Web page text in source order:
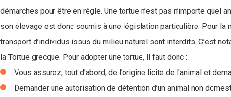
démarches pour être en règle. Une tortue n’est pas n’importe quel
son élevage est donc soumis à une législation particulière. Pour la
transport d’individus issus du milieu naturel sont interdits. C’est
la Tortue grecque. Pour adopter une tortue, il faut donc :
Vous assurez, tout d’abord, de l’origine licite de l'animal et
Demander une autorisation de détention d’un animal non